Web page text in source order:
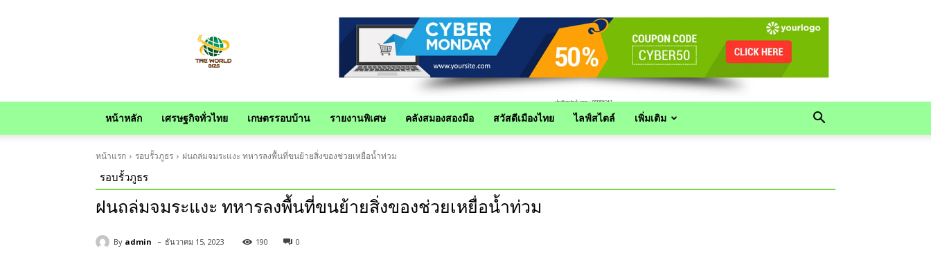
หน้าหลัก เศรษฐกิจทั่วไทย เกษตรรอบบ้าน รายงานพิเศษ คลังสมองสองมือ สวัสดีเมืองไทย ไลฟ์สไตล์ เพิ่มเติม
หน้าแรก รอบรั้วภูธร ฝนถล่มจมระแงะ ทหารลงพื้นที่ขนย้ายสิ่งของช่วยเหยื่อน้ำท่วม
รอบรั้วภูธร
ฝนถล่มจมระแงะ ทหารลงพื้นที่ขนย้ายสิ่งของช่วยเหยื่อน้ำท่วม
By admin - ธันวาคม 15, 2023 190 0